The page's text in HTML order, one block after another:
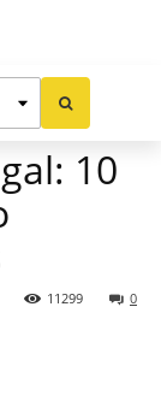
10
0
11299